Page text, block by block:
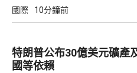
國際 10分鐘前
特朗普公布30億美元礦
國等依賴